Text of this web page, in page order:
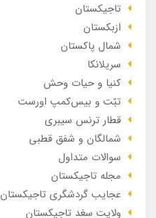
تاجیکستان
ازبکستان
شمال پاکستان
سریلانکا
کنیا و حیات وحش
تبّت و بیس‌کمپ اورست
قطار ترنس سیبری
شمالگان و شفق قطبی
سوالات متداول
مجله تاجیکستان
عجایب گردشگری تاجیکستان
ولایت سغد تاجیکستان